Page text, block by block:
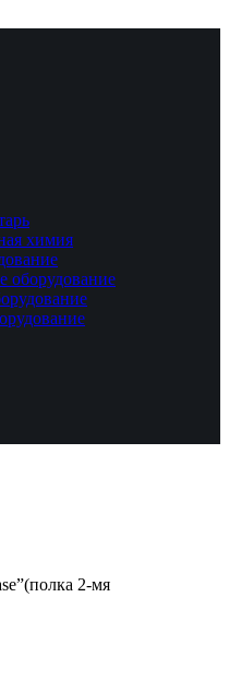
химия
оборудование
2-мя